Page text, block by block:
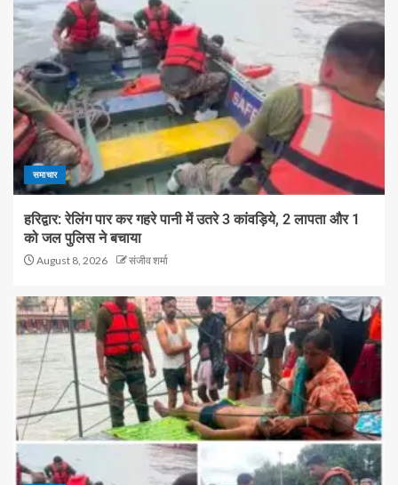
समाचार
हरिद्वार: रेलिंग पार कर गहरे पानी में उतरे 3 कांवड़िये, 2 लापता और 1
को जल पुलिस ने बचाया
August 8, 2026 संजीव शर्मा